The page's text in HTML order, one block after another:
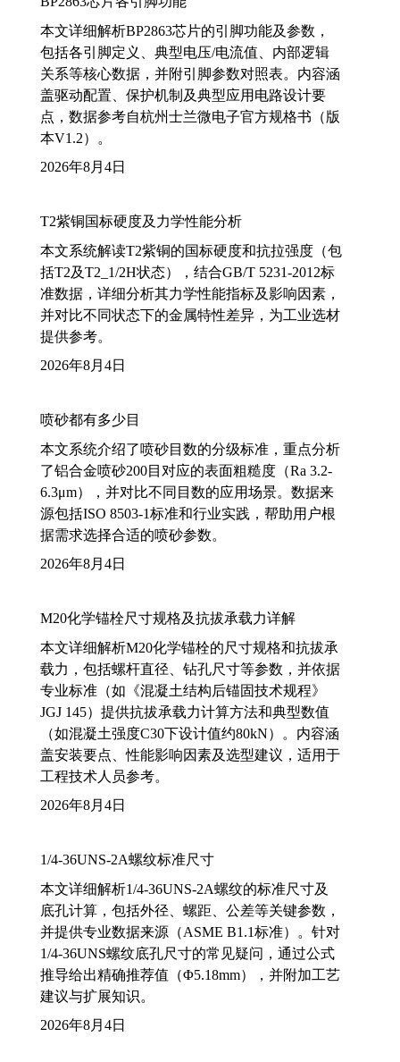
本文详细解析BP2863芯片的引脚功能及参数，
包括各引脚定义、典型电压/电流值、内部逻辑
关系等核心数据，并附引脚参数对照表。内容涵
盖驱动配置、保护机制及典型应用电路设计要
点，数据参考自杭州士兰微电子官方规格书（版
本V1.2）。
2026年8月4日
T2紫铜国标硬度及力学性能分析
本文系统解读T2紫铜的国标硬度和抗拉强度（包
括T2及T2_1/2H状态），结合GB/T 5231-2012标
准数据，详细分析其力学性能指标及影响因素，
并对比不同状态下的金属特性差异，为工业选材
提供参考。
2026年8月4日
喷砂都有多少目
本文系统介绍了喷砂目数的分级标准，重点分析
了铝合金喷砂200目对应的表面粗糙度（Ra 3.2-
6.3μm），并对比不同目数的应用场景。数据来
源包括ISO 8503-1标准和行业实践，帮助用户根
据需求选择合适的喷砂参数。
2026年8月4日
M20化学锚栓尺寸规格及抗拔承载力详解
本文详细解析M20化学锚栓的尺寸规格和抗拔承
载力，包括螺杆直径、钻孔尺寸等参数，并依据
专业标准（如《混凝土结构后锚固技术规程》
JGJ 145）提供抗拔承载力计算方法和典型数值
（如混凝土强度C30下设计值约80kN）。内容涵
盖安装要点、性能影响因素及选型建议，适用于
工程技术人员参考。
2026年8月4日
1/4-36UNS-2A螺纹标准尺寸
本文详细解析1/4-36UNS-2A螺纹的标准尺寸及
底孔计算，包括外径、螺距、公差等关键参数，
并提供专业数据来源（ASME B1.1标准）。针对
1/4-36UNS螺纹底孔尺寸的常见疑问，通过公式
推导给出精确推荐值（Φ5.18mm），并附加工艺
建议与扩展知识。
2026年8月4日